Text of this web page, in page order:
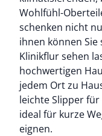
Wohlfühl-
schenken nicht
ihnen können
Klinikflur sehen
hochwertigen
jedem Ort zu
leichte Slipper
ideal für kurze
eignen.